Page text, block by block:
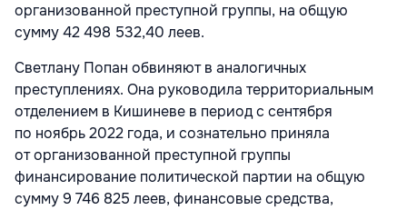
организованной преступной группы, на общую
сумму 42 498 532,40 леев.
Светлану Попан обвиняют в аналогичных
преступлениях. Она руководила территориальным
отделением в Кишиневе в период с сентября
по ноябрь 2022 года, и сознательно приняла
от организованной преступной группы
финансирование политической партии на общую
сумму 9 746 825 леев, финансовые средства,